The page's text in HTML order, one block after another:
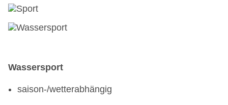
Wassersport
saison-/wetterabhängig